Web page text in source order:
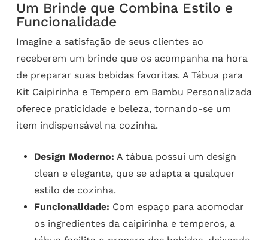
Um Brinde que Combina Estilo e
Funcionalidade
Imagine a satisfação de seus clientes ao
receberem um brinde que os acompanha na hora
de preparar suas bebidas favoritas. A Tábua para
Kit Caipirinha e Tempero em Bambu Personalizada
oferece praticidade e beleza, tornando-se um
item indispensável na cozinha.
Design Moderno: A tábua possui um design
clean e elegante, que se adapta a qualquer
estilo de cozinha.
Funcionalidade: Com espaço para acomodar
os ingredientes da caipirinha e temperos, a